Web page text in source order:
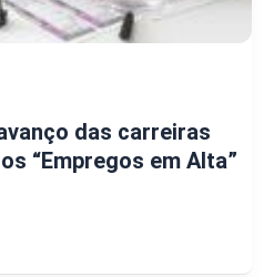
das carreiras
“Empregos em Alta”